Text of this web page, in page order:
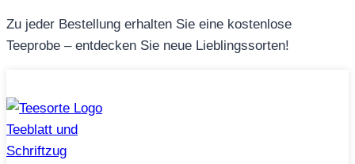
Zum
Inhalt
Zu jeder Bestellung erhalten Sie eine kostenlose
Teeprobe – entdecken Sie neue Lieblingssorten!